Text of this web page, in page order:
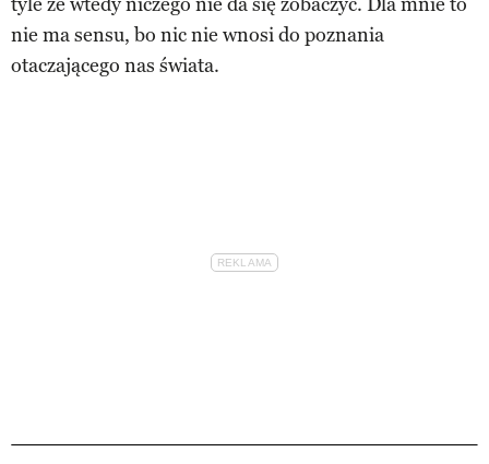
nie ma sensu, bo nic nie wnosi do poznania
otaczającego nas świata.